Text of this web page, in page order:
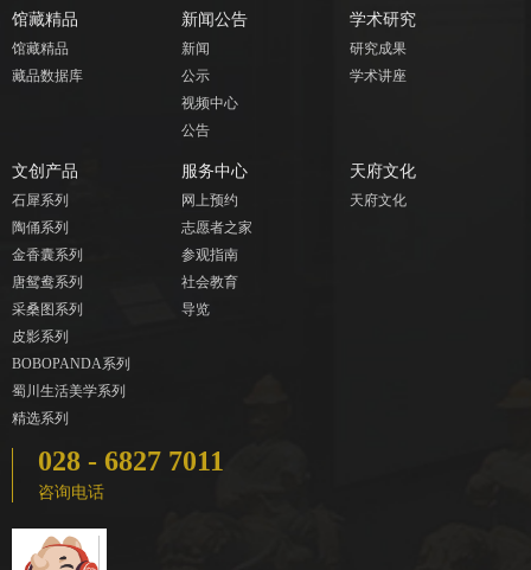
馆藏精品
馆藏精品
藏品数据库
新闻公告
新闻
公示
视频中心
公告
学术研究
研究成果
学术讲座
文创产品
石犀系列
陶俑系列
金香囊系列
唐鸳鸯系列
采桑图系列
皮影系列
BOBOPANDA系列
蜀川生活美学系列
精选系列
服务中心
网上预约
志愿者之家
参观指南
社会教育
导览
天府文化
天府文化
028 - 6827 7011
咨询电话